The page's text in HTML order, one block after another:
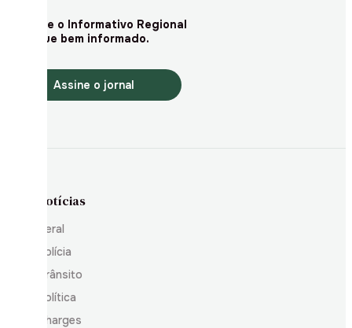
Assine o Informativo Regional
e fique bem informado.
Assine o jornal
Notícias
Geral
Polícia
Trânsito
Política
Charges